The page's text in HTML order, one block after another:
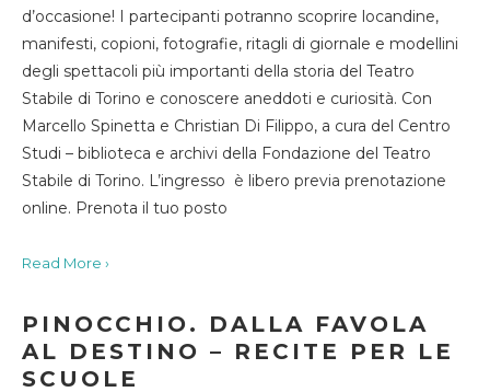
d’occasione! I partecipanti potranno scoprire locandine,
manifesti, copioni, fotografie, ritagli di giornale e modellini
degli spettacoli più importanti della storia del Teatro
Stabile di Torino e conoscere aneddoti e curiosità. Con
Marcello Spinetta e Christian Di Filippo, a cura del Centro
Studi – biblioteca e archivi della Fondazione del Teatro
Stabile di Torino. L’ingresso è libero previa prenotazione
online. Prenota il tuo posto
Read More ›
PINOCCHIO. DALLA FAVOLA
AL DESTINO – RECITE PER LE
SCUOLE